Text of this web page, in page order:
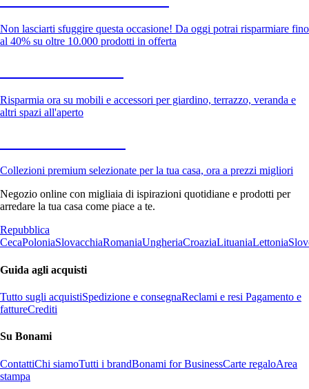
Non lasciarti sfuggire questa occasione! Da oggi potrai risparmiare fino
al 40% su oltre 10.000 prodotti in offerta
Risparmia ora su mobili e accessori per giardino, terrazzo, veranda e
altri spazi all'aperto
Collezioni premium selezionate per la tua casa, ora a prezzi migliori
Negozio online con migliaia di ispirazioni quotidiane e prodotti per
arredare la tua casa come piace a te.
Repubblica
CecaPoloniaSlovacchiaRomaniaUngheriaCroaziaLituaniaLettonia
Guida agli acquisti
Tutto sugli acquistiSpedizione e consegnaReclami e resi Pagamento e
fattureCrediti
Su Bonami
ContattiChi siamoTutti i brandBonami for BusinessCarte regaloArea
stampa